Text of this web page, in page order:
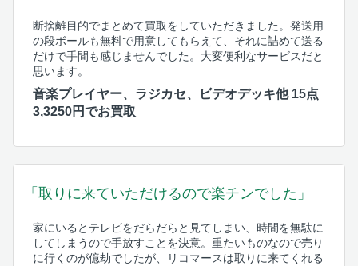
断捨離目的でまとめて買取をしていただきました。発送用
の段ボールも無料で用意してもらえて、それに詰めて送る
だけで手間も感じませんでした。大変便利なサービスだと
思います。
音楽プレイヤー、ラジカセ、ビデオデッキ他 15点
3,3250円でお買取
「取りに来ていただけるので楽チンでした」
家にいるとテレビをだらだらと見てしまい、時間を無駄に
してしまうので手放すことを決意。重たいものなので売り
に行くのが億劫でしたが、リコマースは取りに来てくれる